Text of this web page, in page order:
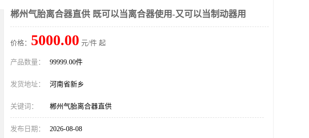
郴州气胎离合器直供 既可以当离合器使用-又可以当制动器用
价格： 5000.00 元/件 起
产品数量： 99999.00件
发货地址： 河南省新乡
关键词： 郴州气胎离合器直供
发布日期： 2026-08-08